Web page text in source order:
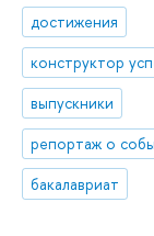
достижения
конструктор
выпускники
репортаж о
бакалавриат